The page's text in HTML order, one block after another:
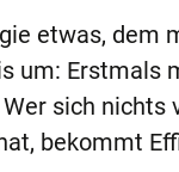
etwas, dem
um: Erstmals
sich
bekommt